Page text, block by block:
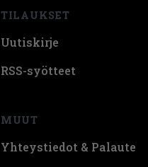
TILAUKSET
Uutiskirje
RSS-syötteet
MUUT
Yhteystiedot & Palaute